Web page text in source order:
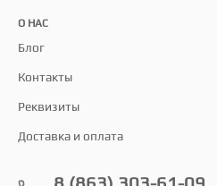
О НАС
Блог
Контакты
Реквизиты
Доставка и оплата